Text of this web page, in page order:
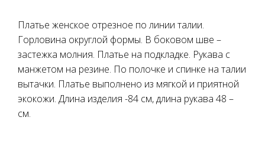
Платье женское отрезное по линии талии.
Горловина округлой формы. В боковом шве –
застежка молния. Платье на подкладке. Рукава с
манжетом на резине. По полочке и спинке на талии
вытачки. Платье выполнено из мягкой и приятной
экокожи. Длина изделия -84 см, длина рукава 48 –
см.